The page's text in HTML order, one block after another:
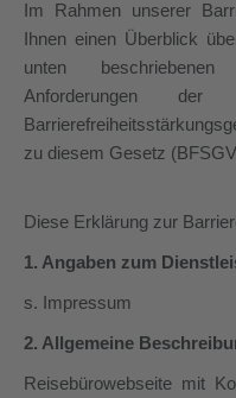
Im Rahmen unserer
Ihnen einen Überblick
unten
Anforderungen der
zu diesem Gesetz
Diese Erklärung zur
1. Angaben zum
s. Impressum
2. Allgemeine
Reisebürowebseite mit